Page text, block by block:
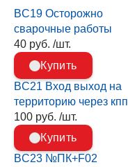
BC19 Осторожно
сварочные работы
40 руб. /шт.
Купить
BC21 Вход выход на
территорию через кпп
100 руб. /шт.
Купить
BC23 №ПК+F02